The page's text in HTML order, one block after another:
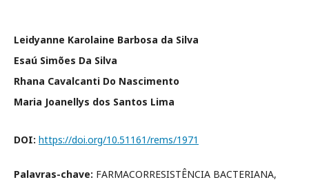
Leidyanne Karolaine Barbosa da Silva
Esaú Simões Da Silva
Rhana Cavalcanti Do Nascimento
Maria Joanellys dos Santos Lima
DOI: https://doi.org/10.51161/rems/1971
Palavras-chave: FARMACORRESISTÊNCIA BACTERIANA,